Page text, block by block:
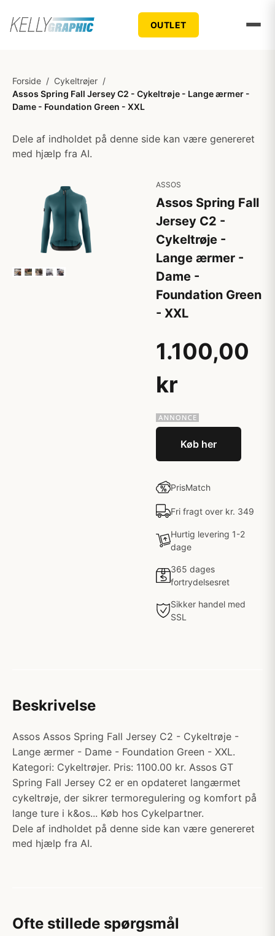
OUTLET
Forside / Cykeltrøjer /
Assos Spring Fall Jersey C2 - Cykeltrøje - Lange ærmer -
Dame - Foundation Green - XXL
Dele af indholdet på denne side kan være genereret
med hjælp fra AI.
ASSOS
Assos Spring Fall
Jersey C2 -
Cykeltrøje -
Lange ærmer -
Dame -
Foundation Green
- XXL
1.100,00
kr
Køb her
PrisMatch
Fri fragt over kr. 349
Hurtig levering 1-2
dage
365 dages
fortrydelsesret
Sikker handel med
SSL
Beskrivelse
Assos Assos Spring Fall Jersey C2 - Cykeltrøje -
Lange ærmer - Dame - Foundation Green - XXL.
Kategori: Cykeltrøjer. Pris: 1100.00 kr. Assos GT
Spring Fall Jersey C2 er en opdateret langærmet
cykeltrøje, der sikrer termoregulering og komfort på
lange ture i k&os... Køb hos Cykelpartner.
Dele af indholdet på denne side kan være genereret
med hjælp fra AI.
Ofte stillede spørgsmål